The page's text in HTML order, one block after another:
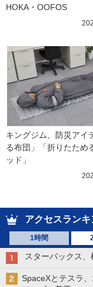
HOKA・OOFOS
キングジム、防災アイ
る布団」「折りたため
ッド」
アクセスランキ
1時間
スターバックス
SpaceXとテスラ